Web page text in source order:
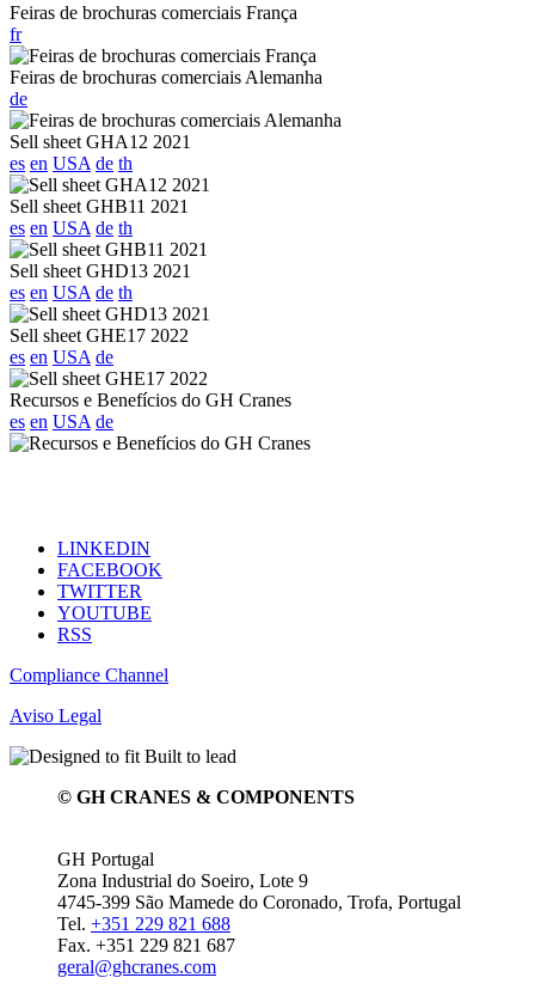
Feiras de brochuras comerciais França
fr
Feiras de brochuras comerciais Alemanha
de
Sell sheet GHA12 2021
es en USA de th
Sell sheet GHB11 2021
es en USA de th
Sell sheet GHD13 2021
es en USA de th
Sell sheet GHE17 2022
es en USA de
Recursos e Benefícios do GH Cranes
es en USA de
LINKEDIN
FACEBOOK
TWITTER
YOUTUBE
RSS
Compliance Channel
Aviso Legal
© GH CRANES & COMPONENTS
GH Portugal
Zona Industrial do Soeiro, Lote 9
4745-399 São Mamede do Coronado, Trofa, Portugal
Tel. +351 229 821 688
Fax. +351 229 821 687
geral@ghcranes.com